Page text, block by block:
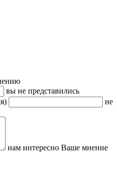
вы не представились
не
нам интересно Ваше мнение